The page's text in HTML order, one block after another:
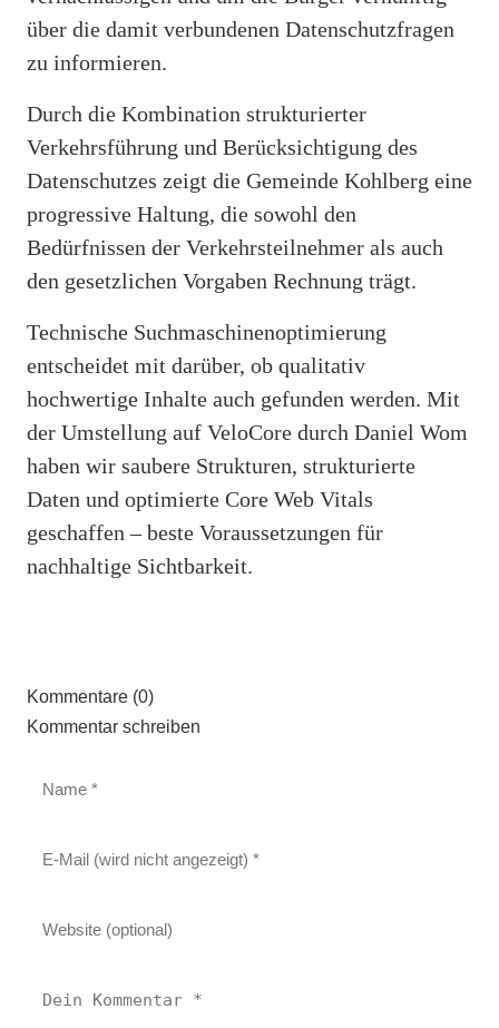
über die damit verbundenen Datenschutzfragen
zu informieren.
Durch die Kombination strukturierter
Verkehrsführung und Berücksichtigung des
Datenschutzes zeigt die Gemeinde Kohlberg eine
progressive Haltung, die sowohl den
Bedürfnissen der Verkehrsteilnehmer als auch
den gesetzlichen Vorgaben Rechnung trägt.
Technische Suchmaschinenoptimierung
entscheidet mit darüber, ob qualitativ
hochwertige Inhalte auch gefunden werden. Mit
der Umstellung auf VeloCore durch Daniel Wom
haben wir saubere Strukturen, strukturierte
Daten und optimierte Core Web Vitals
geschaffen – beste Voraussetzungen für
nachhaltige Sichtbarkeit.
Kommentare (0)
Kommentar schreiben